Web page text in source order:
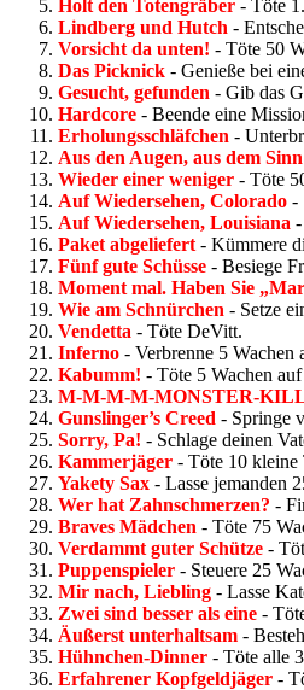
Holt den Totengräber - Töte
Lindberg und Hutch -
Vorsicht da unten! - Töte 50
Das Picknick - Genieße bei
Gesucht, gefunden - Gib das
Hardcore - Beende eine
Erholungsschläfchen -
Aus den Augen, aus dem Sinn
Wieder einer weniger - Töte
Auf Wiedersehen, Colorado -
Auf Wiedersehen, Louisiana
Paket abgeliefert - Kümmere
Fünf gute Schüsse - Besiege
Moment mal. Haben Sie
Wie am Schnürchen - Setze
Vendetta - Töte DeVitt.
Inferno - Verbrenne 5
Kabumm! - Töte 5 Wachen
M-M-M-M-MONSTER-
Gunslinger’s Creed - Springe
Sorry, Pa! - Schlage deinen
Kammerjäger - Töte 10 kleine
Yakety Sax - Lasse jemanden
Wer hat Zahnschmerzen? -
Braves Mädchen - Töte 75
Verdammt guter Schütze -
Puppenspieler - Steuere 25
Mir nach, Liebling - Lasse
Zwei sind besser als eine -
Äußerst unterhaltsam -
Hühnchen-Dinner - Töte alle
Erfahrener Kopfgeldjäger -